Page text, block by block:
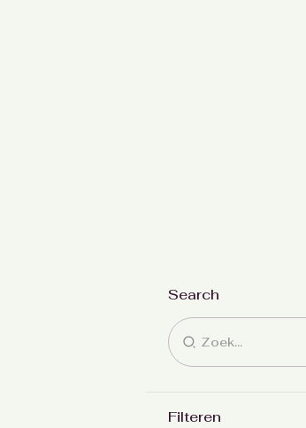
Search
Filteren